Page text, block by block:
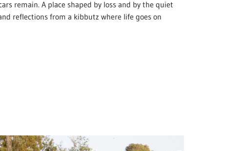
remain. A place shaped by loss and by the quiet
reflections from a kibbutz where life goes on